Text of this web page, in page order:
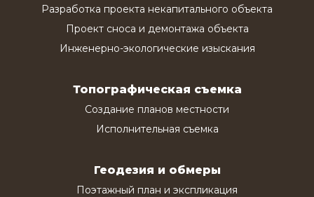
Разработка проекта некапитального объекта
Проект сноса и демонтажа объекта
Инженерно-экологические изыскания
Топографическая съемка
Создание планов местности
Исполнительная съемка
Геодезия и обмеры
Поэтажный план и экспликация